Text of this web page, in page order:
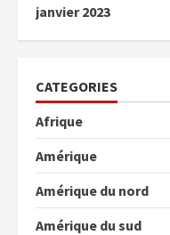
janvier 2023
CATEGORIES
Afrique
Amérique
Amérique du nord
Amérique du sud